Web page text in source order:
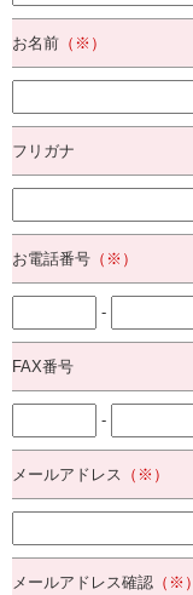
お名前 （※）
フリガナ
お電話番号 （※）
-
FAX番号
-
メールアドレス （※）
メールアドレス確認 （※）